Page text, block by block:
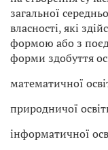
загальної
власності, які
формою або з
форми здобуття
математичної
природничої
інформатичної